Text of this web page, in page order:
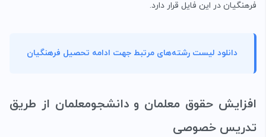
فرهنگیان در این فایل قرار دارد.
دانلود لیست رشته‌های مرتبط جهت ادامه تحصیل فرهنگیان
افزایش حقوق معلمان و دانشجومعلمان از طریق
تدریس خصوصی